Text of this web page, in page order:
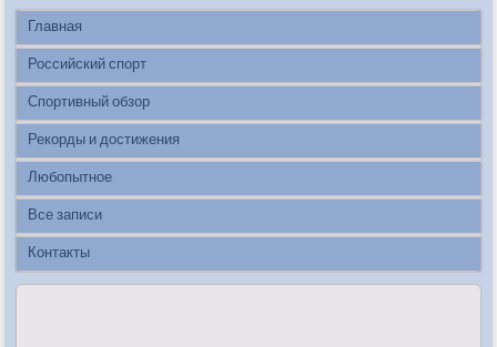
Главная
Российский спорт
Спортивный обзор
Рекорды и достижения
Любопытное
Все записи
Контакты